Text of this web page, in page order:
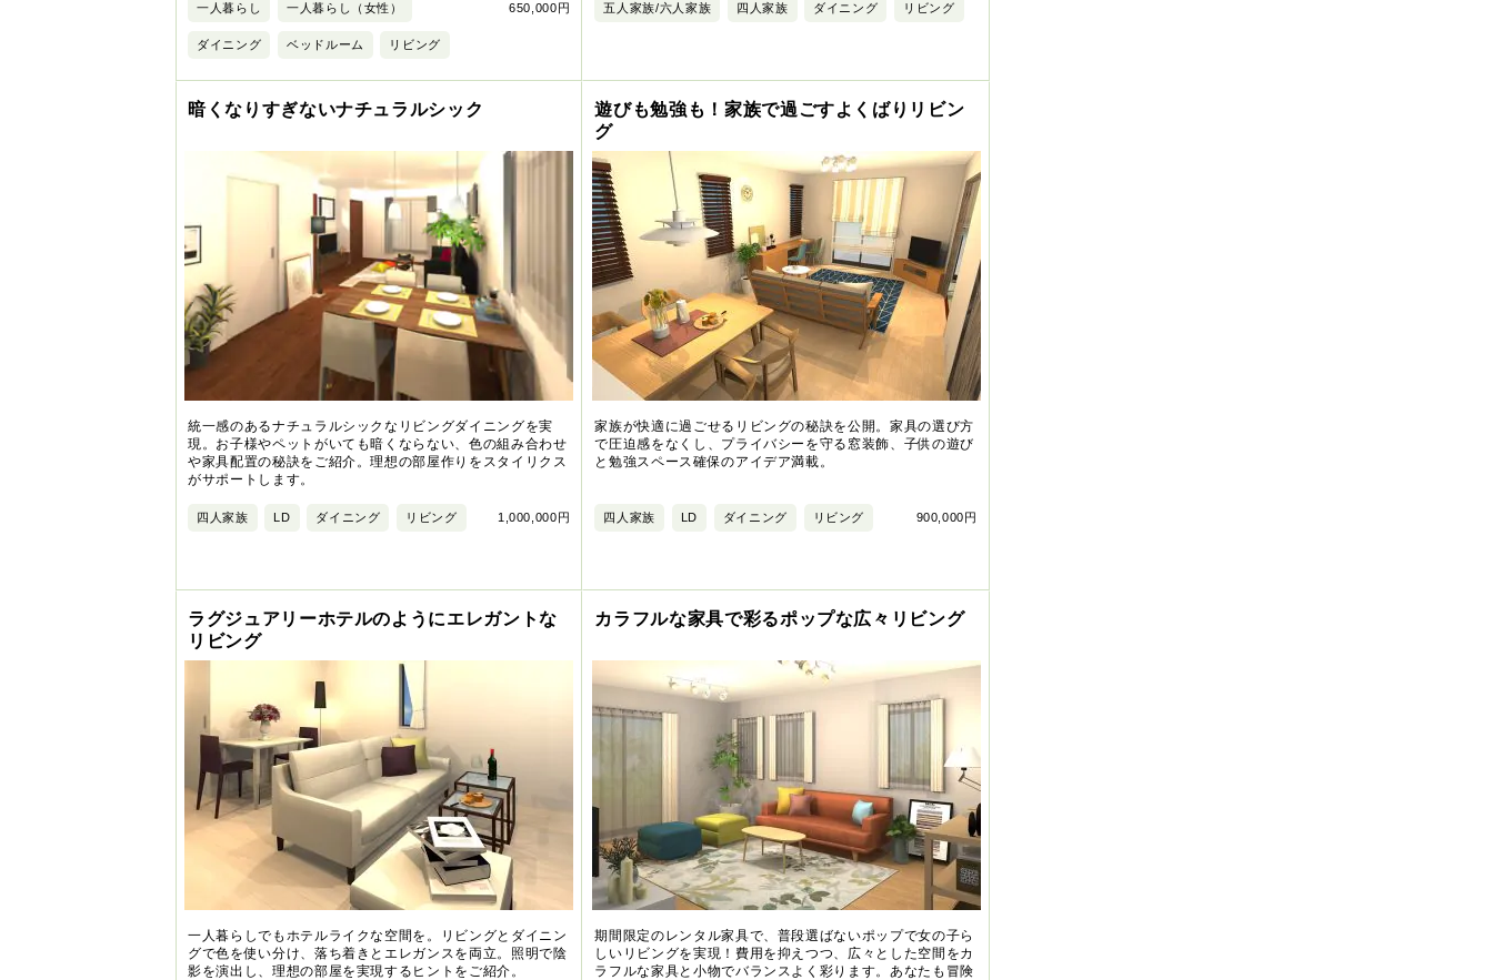
650,000円
一人暮らし 一人暮らし（女性）
ダイニング ベッドルーム リビング
五人家族/六人家族 四人家族 ダイニング リビング
暗くなりすぎないナチュラルシック
統一感のあるナチュラルシックなリビングダイニングを実
現。お子様やペットがいても暗くならない、色の組み合わせ
や家具配置の秘訣をご紹介。理想の部屋作りをスタイリクス
がサポートします。
1,000,000円
四人家族 LD ダイニング リビング
遊びも勉強も！家族で過ごすよくばりリビン
グ
家族が快適に過ごせるリビングの秘訣を公開。家具の選び方
で圧迫感をなくし、プライバシーを守る窓装飾、子供の遊び
と勉強スペース確保のアイデア満載。
900,000円
四人家族 LD ダイニング リビング
ラグジュアリーホテルのようにエレガントな
リビング
一人暮らしでもホテルライクな空間を。リビングとダイニン
グで色を使い分け、落ち着きとエレガンスを両立。照明で陰
影を演出し、理想の部屋を実現するヒントをご紹介。
カラフルな家具で彩るポップな広々リビング
期間限定のレンタル家具で、普段選ばないポップで女の子ら
しいリビングを実現！費用を抑えつつ、広々とした空間をカ
ラフルな家具と小物でバランスよく彩ります。あなたも冒険